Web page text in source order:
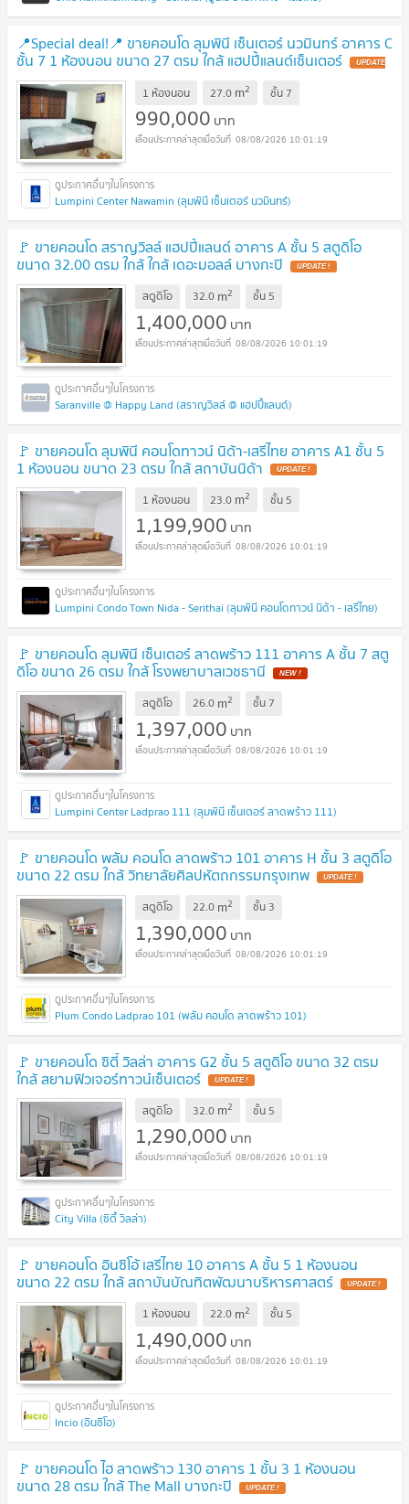
📍Special deal!📍 ขายคอนโด ลุมพินี เซ็นเตอร์ นวมินทร์ อาคาร C
ชั้น 7 1 ห้องนอน ขนาด 27 ตรม ใกล้ แฮปปี้แลนด์เซ็นเตอร์
1 ห้องนอน 27.0 m2 ชั้น 7
990,000 บาท
08/08/2026 10:01:19
Lumpini Center Nawamin (ลุมพินี เซ็นเตอร์ นวมินทร์)
🚩 ขายคอนโด สราญวิลล์ แฮปปี้แลนด์ อาคาร A ชั้น 5 สตูดิโอ
ขนาด 32.00 ตรม ใกล้ ใกล้ เดอะมอลล์ บางกะปิ
สตูดิโอ 32.0 m2 ชั้น 5
1,400,000 บาท
08/08/2026 10:01:19
Saranville @ Happy Land (สราญวิลล์ @ แฮปปี้แลนด์)
🚩 ขายคอนโด ลุมพินี คอนโดทาวน์ นิด้า-เสรีไทย อาคาร A1 ชั้น 5
1 ห้องนอน ขนาด 23 ตรม ใกล้ สถาบันนิด้า
1 ห้องนอน 23.0 m2 ชั้น 5
1,199,900 บาท
08/08/2026 10:01:19
Lumpini Condo Town Nida - Serithai (ลุมพินี คอนโดทาวน์ นิด้า - เสรีไทย)
🚩 ขายคอนโด ลุมพินี เซ็นเตอร์ ลาดพร้าว 111 อาคาร A ชั้น 7 สตู
ดิโอ ขนาด 26 ตรม ใกล้ โรงพยาบาลเวชธานี
สตูดิโอ 26.0 m2 ชั้น 7
1,397,000 บาท
08/08/2026 10:01:19
Lumpini Center Ladprao 111 (ลุมพินี เซ็นเตอร์ ลาดพร้าว 111)
🚩 ขายคอนโด พลัม คอนโด ลาดพร้าว 101 อาคาร H ชั้น 3 สตูดิโอ
ขนาด 22 ตรม ใกล้ วิทยาลัยศิลปหัตถกรรมกรุงเทพ
สตูดิโอ 22.0 m2 ชั้น 3
1,390,000 บาท
08/08/2026 10:01:19
Plum Condo Ladprao 101 (พลัม คอนโด ลาดพร้าว 101)
🚩 ขายคอนโด ซิตี้ วิลล่า อาคาร G2 ชั้น 5 สตูดิโอ ขนาด 32 ตรม
ใกล้ สยามฟิวเจอร์ทาวน์เซ็นเตอร์
สตูดิโอ 32.0 m2 ชั้น 5
1,290,000 บาท
08/08/2026 10:01:19
City Villa (ซิตี้ วิลล่า)
🚩 ขายคอนโด อินซิโอ้ เสรีไทย 10 อาคาร A ชั้น 5 1 ห้องนอน
ขนาด 22 ตรม ใกล้ สถาบันบัณทิตพัฒนาบริหารศาสตร์
1 ห้องนอน 22.0 m2 ชั้น 5
1,490,000 บาท
08/08/2026 10:01:19
Incio (อินซิโอ)
🚩 ขายคอนโด ไฮ ลาดพร้าว 130 อาคาร 1 ชั้น 3 1 ห้องนอน
ขนาด 28 ตรม ใกล้ The Mall บางกะปิ